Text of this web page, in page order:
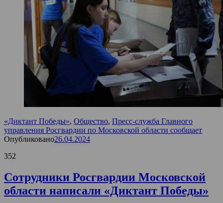
«Диктант Победы», Общество, Пресс-служба Главного
управления Росгвардии по Московской области сообщает
Опубликовано26.04.2024
352
Сотрудники Росгвардии Московской
области написали «Диктант Победы»